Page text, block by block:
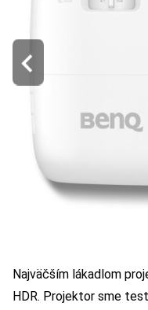
Najväčším lákadlom
HDR. Projektor sme